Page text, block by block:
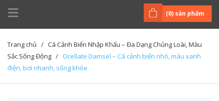
(0) sản phẩm
Trang chủ / Cá Cảnh Biển Nhập Khẩu – Đa Dạng Chủng Loài, Màu
Sắc Sống Động / Ocellate Damsel – Cá cảnh biển nhỏ, màu xanh
điện, bơi nhanh, sống khỏe